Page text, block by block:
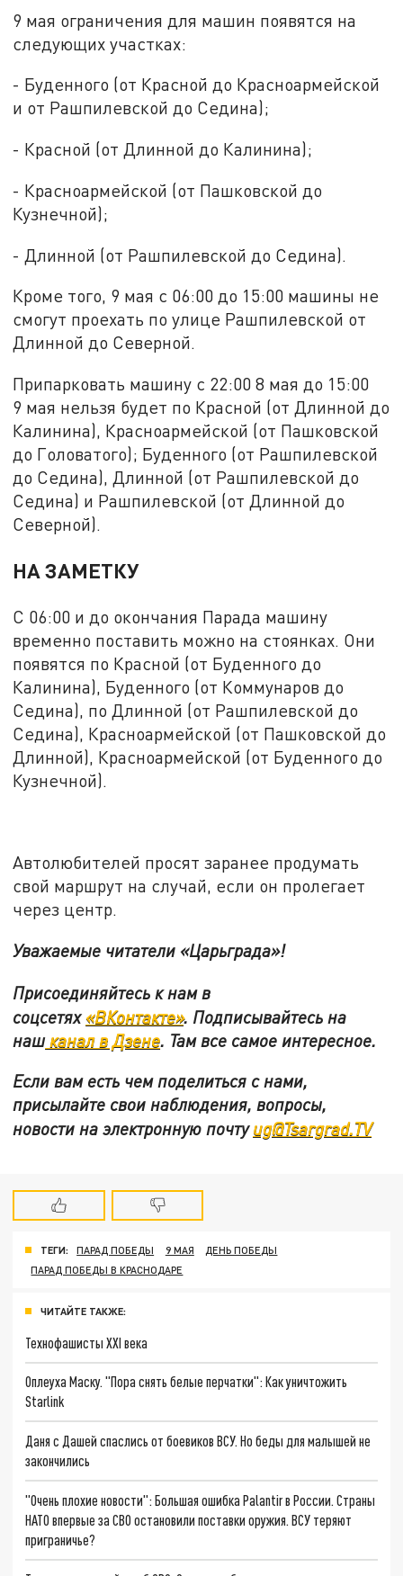
9 мая ограничения для машин появятся на
следующих участках:
- Буденного (от Красной до Красноармейской
и от Рашпилевской до Седина);
- Красной (от Длинной до Калинина);
- Красноармейской (от Пашковской до
Кузнечной);
- Длинной (от Рашпилевской до Седина).
Кроме того, 9 мая с 06:00 до 15:00 машины не
смогут проехать по улице Рашпилевской от
Длинной до Северной.
Припарковать машину с 22:00 8 мая до 15:00
9 мая нельзя будет по Красной (от Длинной до
Калинина), Красноармейской (от Пашковской
до Головатого); Буденного (от Рашпилевской
до Седина), Длинной (от Рашпилевской до
Седина) и Рашпилевской (от Длинной до
Северной).
НА ЗАМЕТКУ
С 06:00 и до окончания Парада машину
временно поставить можно на стоянках. Они
появятся по Красной (от Буденного до
Калинина), Буденного (от Коммунаров до
Седина), по Длинной (от Рашпилевской до
Седина), Красноармейской (от Пашковской до
Длинной), Красноармейской (от Буденного до
Кузнечной).
Автолюбителей просят заранее продумать
свой маршрут на случай, если он пролегает
через центр.
Уважаемые читатели «Царьграда»!
Присоединяйтесь к нам в
соцсетях«ВКонтакте». Подписывайтесь на
нашканал в Дзене. Там все самое интересное.
Если вам есть чем поделиться с нами,
присылайте свои наблюдения, вопросы,
новости на электронную почтуug@Tsargrad.TV
ТЕГИ: ПАРАД ПОБЕДЫ 9 МАЯ
ДЕНЬ ПОБЕДЫ
ПАРАД ПОБЕДЫ В КРАСНОДАРЕ
ЧИТАЙТЕ ТАКЖЕ:
Технофашисты XXI века
Оплеуха Маску. "Пора снять белые перчатки": Как уничтожить
Starlink
Даня с Дашей спаслись от боевиков ВСУ. Но беды для малышей не
закончились
"Очень плохие новости": Большая ошибка Palantir в России. Страны
НАТО впервые за СВО остановили поставки оружия. ВСУ теряют
приграничье?